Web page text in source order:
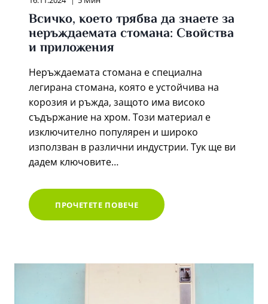
Всичко, което трябва да знаете за
неръждаемата стомана: Свойства
и приложения
Неръждаемата стомана е специална
легирана стомана, която е устойчива на
корозия и ръжда, защото има високо
съдържание на хром. Този материал е
изключително популярен и широко
използван в различни индустрии. Тук ще ви
дадем ключовите…
ПРОЧЕТЕТЕ ПОВЕЧЕВСИЧКО,
КОЕТО
ТРЯБВА
СВОЙСТВА
ПРИЛОЖЕНИЯ